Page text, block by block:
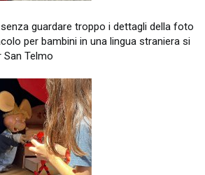
guardare troppo i dettagli della foto
per bambini in una lingua straniera si
San Telmo